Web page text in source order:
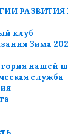
клуб
Зима
нашей
служба